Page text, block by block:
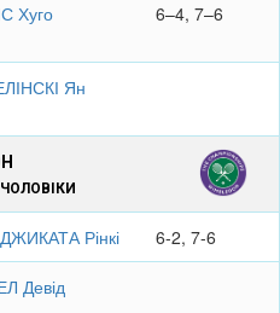
Хуго 6–4, 7–6
Ян
Рінкі 6-2, 7-6
Девід